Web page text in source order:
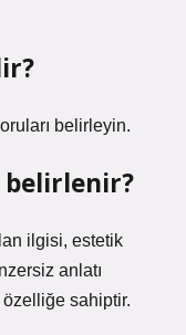
belirleyin.
belirlenir?
ilgisi, estetik
anlatı
sahiptir.